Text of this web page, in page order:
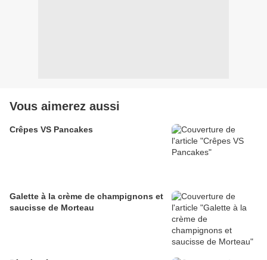
Vous aimerez aussi
Crêpes VS Pancakes
Galette à la crème de champignons et
saucisse de Morteau